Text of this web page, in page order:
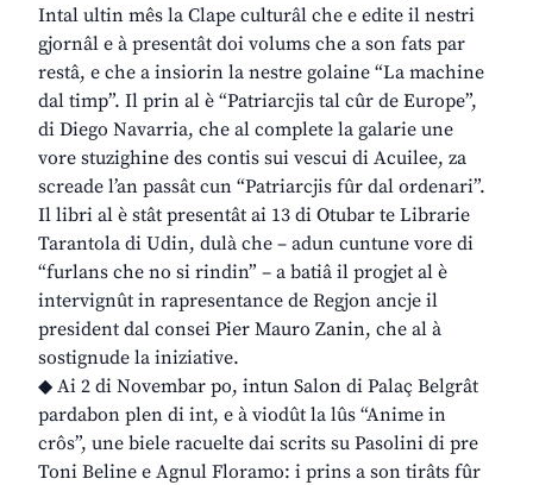
Intal ultin mês la Clape culturâl che e edite il nestri
gjornâl e à presentât doi volums che a son fats par
restâ, e che a insiorin la nestre golaine “La machine
dal timp”. Il prin al è “Patriarcjis tal cûr de Europe”,
di Diego Navarria, che al complete la galarie une
vore stuzighine des contis sui vescui di Acuilee, za
screade l’an passât cun “Patriarcjis fûr dal ordenari”.
Il libri al è stât presentât ai 13 di Otubar te Librarie
Tarantola di Udin, dulà che – adun cuntune vore di
“furlans che no si rindin” – a batiâ il progjet al è
intervignût in rapresentance de Regjon ancje il
president dal consei Pier Mauro Zanin, che al à
sostignude la iniziative.
◆ Ai 2 di Novembar po, intun Salon di Palaç Belgrât
pardabon plen di int, e à viodût la lûs “Anime in
crôs”, une biele racuelte dai scrits su Pasolini di pre
Toni Beline e Agnul Floramo: i prins a son tirâts fûr